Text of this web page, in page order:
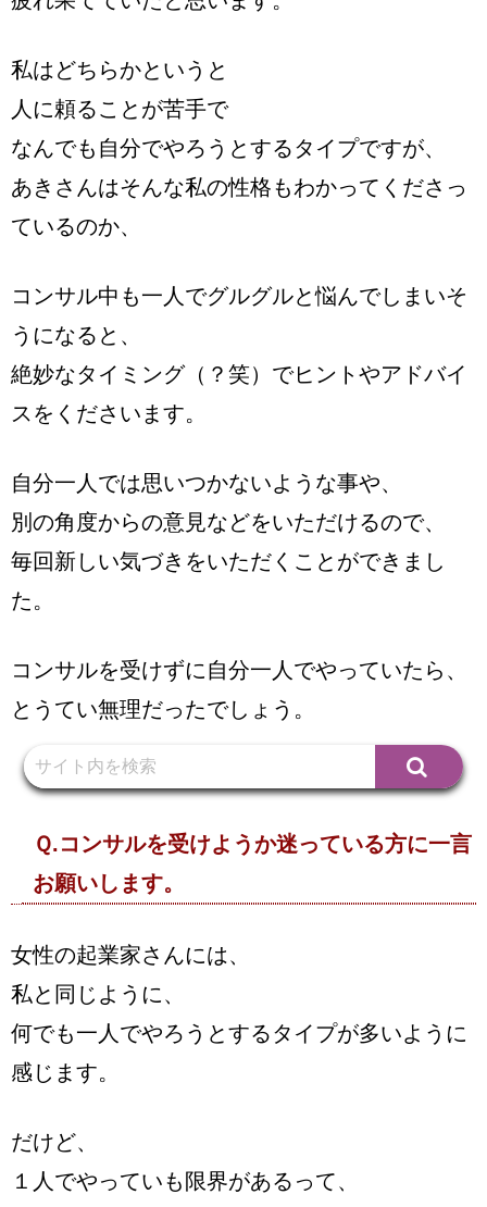
私はどちらかというと
人に頼ることが苦手で
なんでも自分でやろうとするタイプですが、
あきさんはそんな私の性格もわかってくださっ
ているのか、
コンサル中も一人でグルグルと悩んでしまいそ
うになると、
絶妙なタイミング（？笑）でヒントやアドバイ
スをくださいます。
自分一人では思いつかないような事や、
別の角度からの意見などをいただけるので、
毎回新しい気づきをいただくことができまし
た。
コンサルを受けずに自分一人でやっていたら、
とうてい無理だったでしょう。
Ｑ.コンサルを受けようか迷っている方に一言
お願いします。
女性の起業家さんには、
私と同じように、
何でも一人でやろうとするタイプが多いように
感じます。
だけど、
１人でやっていも限界がある って、